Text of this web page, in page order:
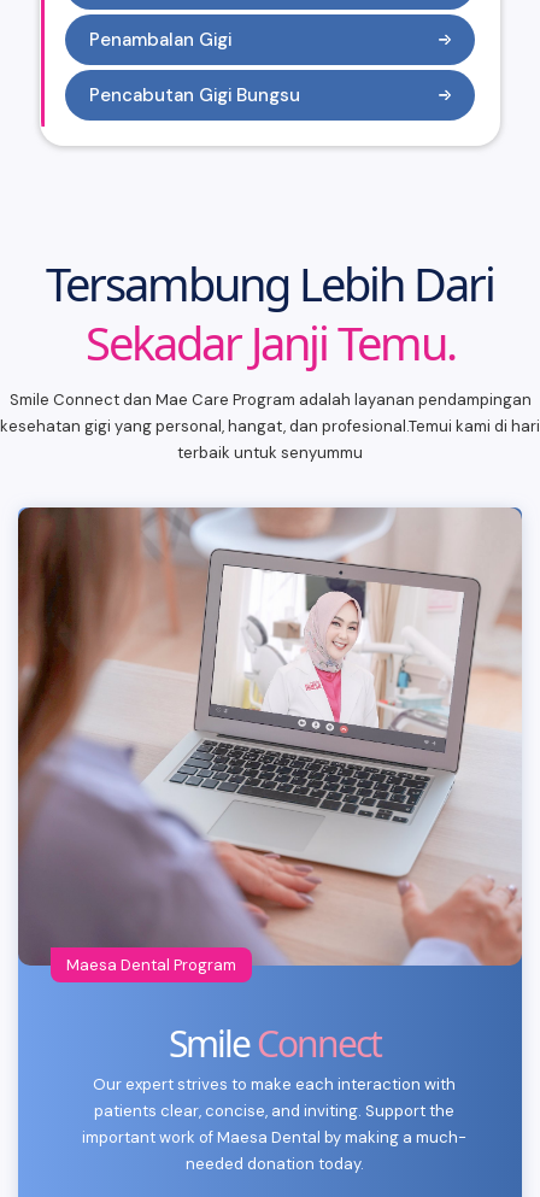
Penambalan Gigi
Pencabutan Gigi Bungsu
Tersambung Lebih Dari
Sekadar Janji Temu.
Smile Connect dan Mae Care Program adalah layanan pendampingan
kesehatan gigi yang personal, hangat, dan profesional.Temui kami di hari
terbaik untuk senyummu
Maesa Dental Program
SmileConnect
Our expert strives to make each interaction with
patients clear, concise, and inviting. Support the
important work of Maesa Dental by making a much-
needed donation today.